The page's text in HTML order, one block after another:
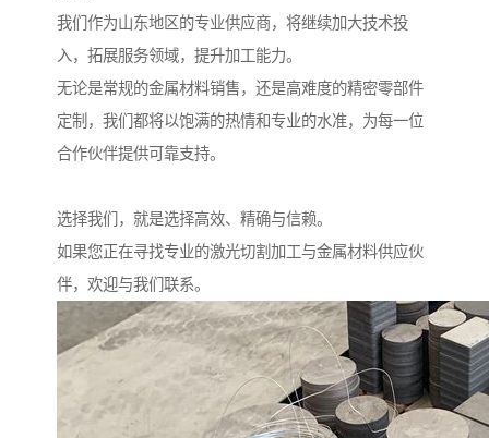
我们作为山东地区的专业供应商，将继续加大技术投
入，拓展服务领域，提升加工能力。
无论是常规的金属材料销售，还是高难度的精密零部件
定制，我们都将以饱满的热情和专业的水准，为每一位
合作伙伴提供可靠支持。
选择我们，就是选择高效、精确与信赖。
如果您正在寻找专业的激光切割加工与金属材料供应伙
伴，欢迎与我们联系。